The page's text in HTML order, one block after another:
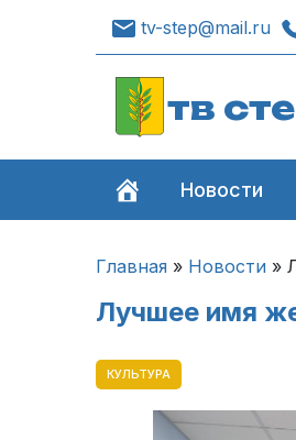
tv-step@mail.ru
тв
Новости
Главная » Новости »
Лучшее имя
КУЛЬТУРА